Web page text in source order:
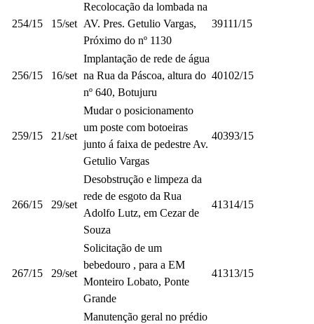
254/15 15/set
Recolocação da lombada na
AV. Pres. Getulio Vargas,
Próximo do nº 1130
39111/15
256/15 16/set
Implantação de rede de água
na Rua da Páscoa, altura do
nº 640, Botujuru
40102/15
259/15 21/set
Mudar o posicionamento
um poste com botoeiras
junto á faixa de pedestre Av.
Getulio Vargas
40393/15
266/15 29/set
Desobstrução e limpeza da
rede de esgoto da Rua
Adolfo Lutz, em Cezar de
Souza
41314/15
267/15 29/set
Solicitação de um
bebedouro , para a EM
Monteiro Lobato, Ponte
Grande
41313/15
Manutenção geral no prédio